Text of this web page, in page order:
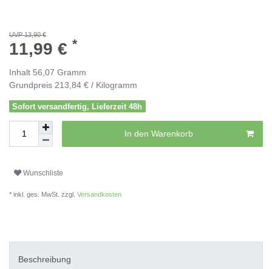
UVP 13,90 €
11,99 € *
Inhalt 56,07 Gramm
Grundpreis 213,84 € / Kilogramm
Sofort versandfertig, Lieferzeit 48h
In den Warenkorb
Wunschliste
* inkl. ges. MwSt. zzgl. Versandkosten
Beschreibung